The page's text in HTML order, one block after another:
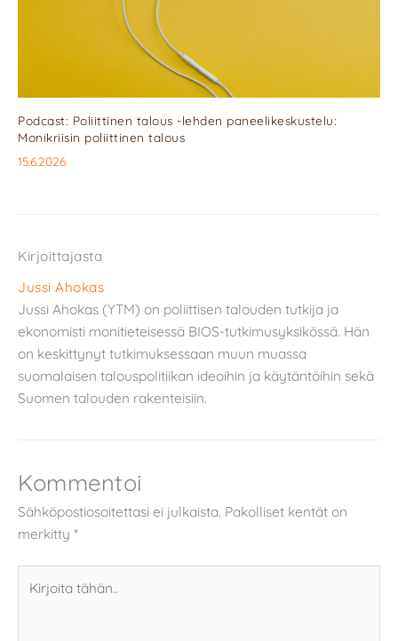
Podcast: Poliittinen talous -lehden paneelikeskustelu:
Monikriisin poliittinen talous
15.6.2026
Kirjoittajasta
Jussi Ahokas
Jussi Ahokas (YTM) on poliittisen talouden tutkija ja
ekonomisti monitieteisessä BIOS-tutkimusyksikössä. Hän
on keskittynyt tutkimuksessaan muun muassa
suomalaisen talouspolitiikan ideoihin ja käytäntöihin sekä
Suomen talouden rakenteisiin.
Kommentoi
Sähköpostiosoitettasi ei julkaista. Pakolliset kentät on
merkitty *
tähän..